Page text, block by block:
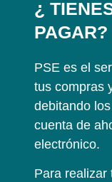
¿
PAGAR?
PSE es el
tus compras
debitando
cuenta de
electrónico.
Para realizar